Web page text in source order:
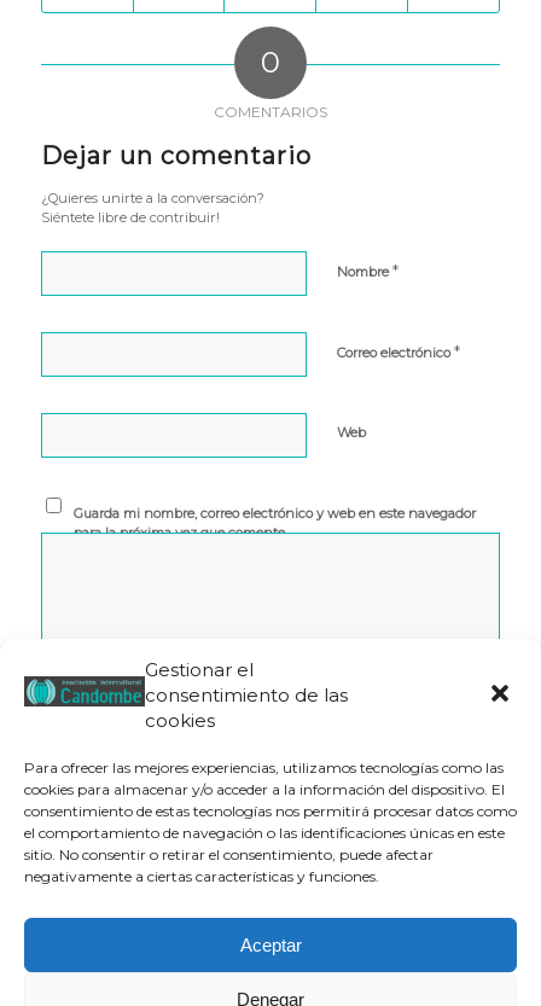
Gestionar el
consentimiento de las
cookies
Para ofrecer las mejores experiencias, utilizamos tecnologías como las
cookies para almacenar y/o acceder a la información del dispositivo. El
consentimiento de estas tecnologías nos permitirá procesar datos como
el comportamiento de navegación o las identificaciones únicas en este
sitio. No consentir o retirar el consentimiento, puede afectar
negativamente a ciertas características y funciones.
Aceptar
Denegar
0
COMENTARIOS
Dejar un comentario
¿Quieres unirte a la conversación?
Siéntete libre de contribuir!
Nombre*
Correo electrónico*
Web
Guarda mi nombre, correo electrónico y web en este navegador
para la próxima vez que comente.
Este sitio usa Akismet para reducir el spam.Aprende cómo
se procesan los datos de tus comentarios.